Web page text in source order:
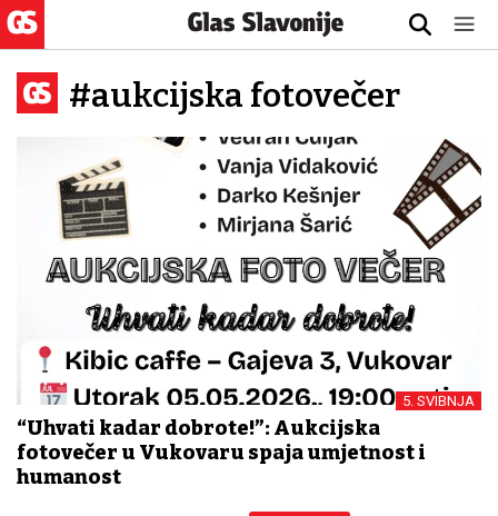
#aukcijska fotovečer
5. SVIBNJA
“Uhvati kadar dobrote!”: Aukcijska
fotovečer u Vukovaru spaja umjetnost i
humanost